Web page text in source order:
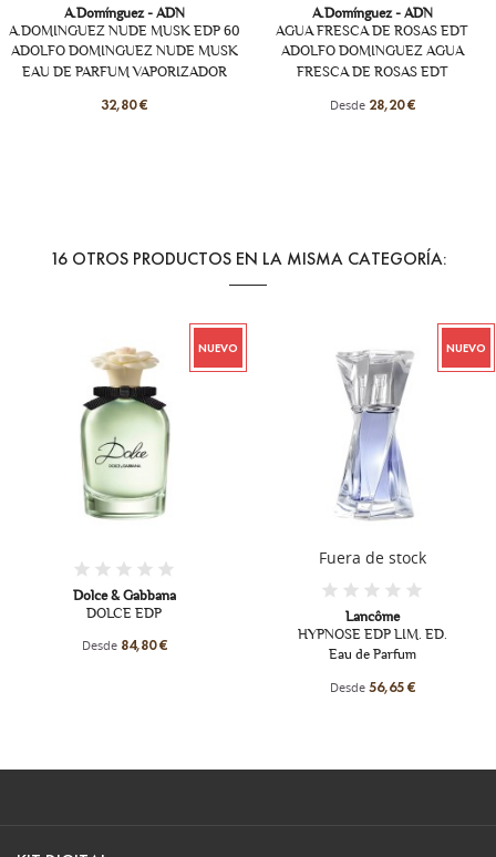
A.Domínguez - ADN
AGUA FRESCA DE ROSAS EDT
ADOLFO DOMINGUEZ AGUA
FRESCA DE ROSAS EDT
Desde28,20 €
A.Domínguez - ADN
TERRACOTA MUSK EDP
ADOLFO DOMINGUEZ EAU DE
16 OTROS PRODUCTOS EN LA MISMA CATEGORÍA:
Lancôme
Eau de Parfum
H.Boss
THE SCENT MAGNETIC FOR
EDP
Desde56,00 €